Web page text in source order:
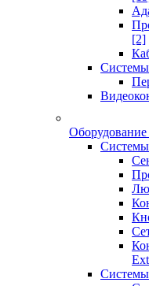
[2]
Системы
Системы